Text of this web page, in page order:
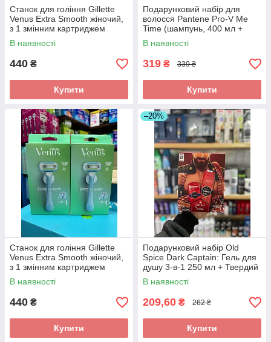
Станок для гоління Gillette
Venus Extra Smooth жіночий,
з 1 змінним картриджем
В наявності
440 ₴
Купити
Подарунковий набір для
волосся Pantene Pro-V Me
Time (шампунь, 400 мл +
кондиціонер-сироватка, 200
мл)
В наявності
319 ₴ 339 ₴
Купити
Станок для гоління Gillette
Venus Extra Smooth жіночий,
з 1 змінним картриджем
В наявності
440 ₴
Купити
–20%
Подарунковий набір Old
Spice Dark Captain: Гель для
душу 3-в-1 250 мл + Твердий
дезодорант 50 мл
В наявності
209,60 ₴ 262 ₴
Купити